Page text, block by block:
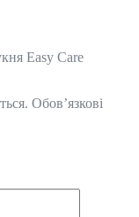
Easy Care
Обов’язкові